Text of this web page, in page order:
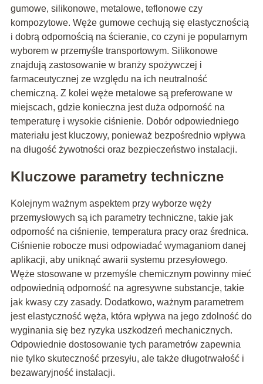
gumowe, silikonowe, metalowe, teflonowe czy
kompozytowe. Węże gumowe cechują się elastycznością
i dobrą odpornością na ścieranie, co czyni je popularnym
wyborem w przemyśle transportowym. Silikonowe
znajdują zastosowanie w branży spożywczej i
farmaceutycznej ze względu na ich neutralność
chemiczną. Z kolei węże metalowe są preferowane w
miejscach, gdzie konieczna jest duża odporność na
temperaturę i wysokie ciśnienie. Dobór odpowiedniego
materiału jest kluczowy, ponieważ bezpośrednio wpływa
na długość żywotności oraz bezpieczeństwo instalacji.
Kluczowe parametry techniczne
Kolejnym ważnym aspektem przy wyborze węży
przemysłowych są ich parametry techniczne, takie jak
odporność na ciśnienie, temperatura pracy oraz średnica.
Ciśnienie robocze musi odpowiadać wymaganiom danej
aplikacji, aby uniknąć awarii systemu przesyłowego.
Węże stosowane w przemyśle chemicznym powinny mieć
odpowiednią odporność na agresywne substancje, takie
jak kwasy czy zasady. Dodatkowo, ważnym parametrem
jest elastyczność węża, która wpływa na jego zdolność do
wyginania się bez ryzyka uszkodzeń mechanicznych.
Odpowiednie dostosowanie tych parametrów zapewnia
nie tylko skuteczność przesyłu, ale także długotrwałość i
bezawaryjność instalacji.